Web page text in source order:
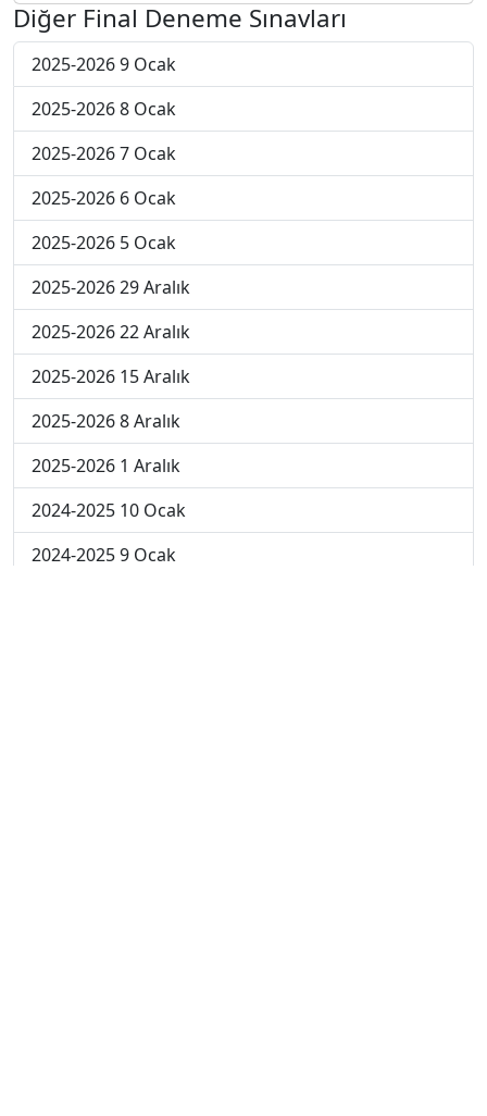
Diğer Final Deneme Sınavları
2025-2026 9 Ocak
2025-2026 8 Ocak
2025-2026 7 Ocak
2025-2026 6 Ocak
2025-2026 5 Ocak
2025-2026 29 Aralık
2025-2026 22 Aralık
2025-2026 15 Aralık
2025-2026 8 Aralık
2025-2026 1 Aralık
2024-2025 10 Ocak
2024-2025 9 Ocak